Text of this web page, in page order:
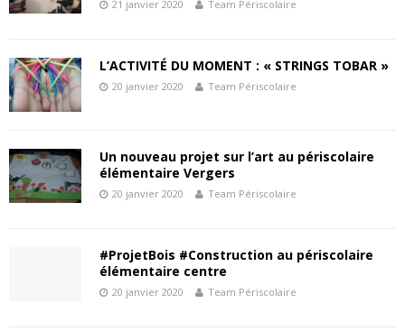
21 janvier 2020 Team Périscolaire
L’ACTIVITÉ DU MOMENT : « STRINGS TOBAR »
20 janvier 2020 Team Périscolaire
Un nouveau projet sur l’art au périscolaire
élémentaire Vergers
20 janvier 2020 Team Périscolaire
#ProjetBois #Construction au périscolaire
élémentaire centre
20 janvier 2020 Team Périscolaire